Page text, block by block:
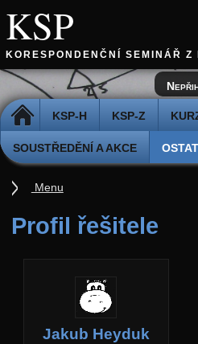
KSP
KORESPONDENČNÍ SEMINÁŘ Z
DOMŮ KSP-H KSP-Z
SOUSTŘEDĚNÍ A AKCE
Profil řešitele
Jakub Heyduk
Menu